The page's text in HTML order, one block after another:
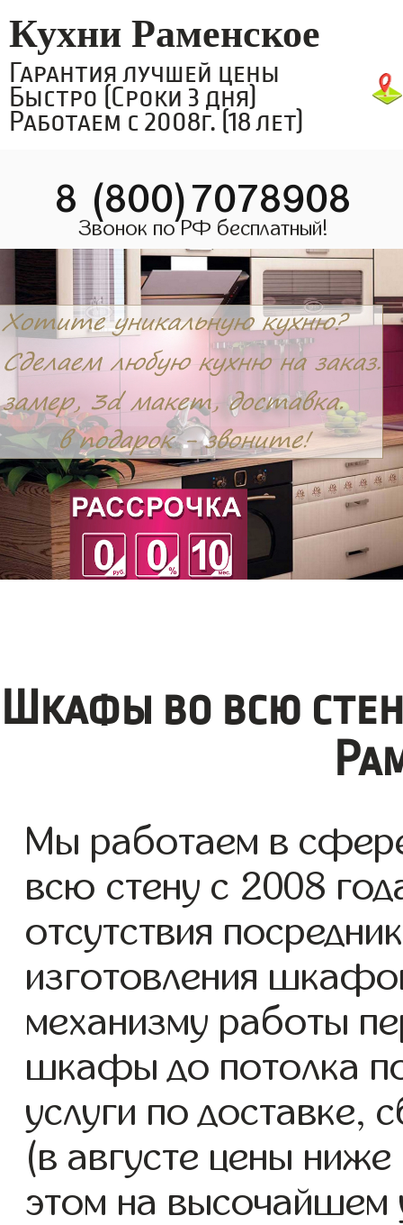
Кухни Раменское
Гарантия лучшей цены
Быстро (Сроки 3 дня)
Работаем с 2008г. (18 лет)
8 (800)7078908
Звонок по РФ бесплатный!
Шкафы во всю
Мы работаем в
всю стену с 2008
отсутствия
изготовления
механизму работы
шкафы до потолка
услуги по доставке,
(в августе цены
этом на